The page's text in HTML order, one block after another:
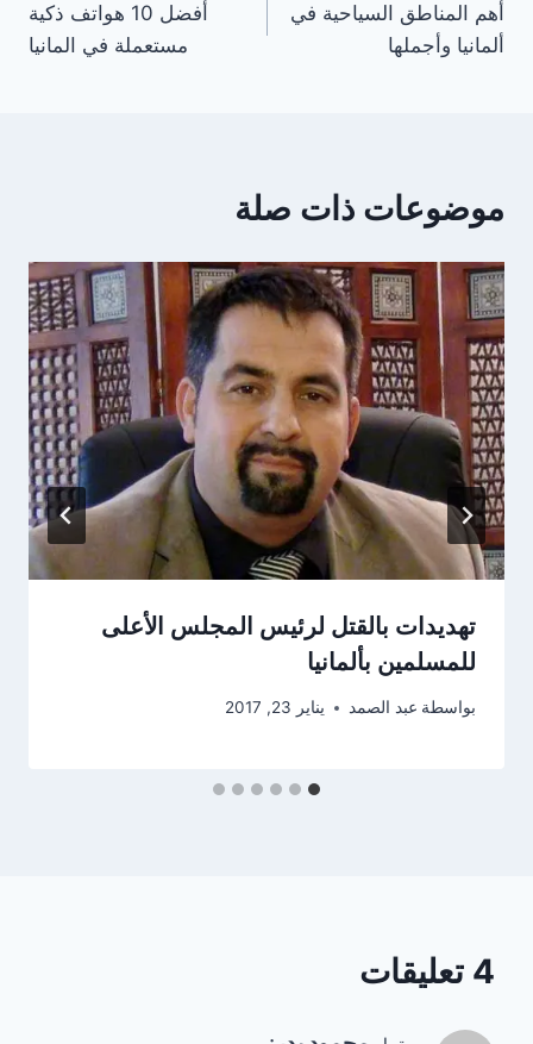
المقالات
أهم المناطق السياحية في
ألمانيا وأجملها
أفضل 10 هواتف ذكية
مستعملة في المانيا
موضوعات ذات صلة
تهديدات بالقتل لرئيس المجلس الأعلى
للمسلمين بألمانيا
بواسطة عبد الصمد يناير 23, 2017
4 تعليقات